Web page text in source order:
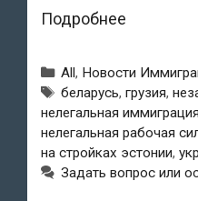
Подробнее
в
Ида-
Вирумаа
39
Рубрики
All, Новости
Метки
беларусь,грузия,
нелегальная иммиграция
нелегальная рабочая
на стройках эстонии,
Задать вопрос или